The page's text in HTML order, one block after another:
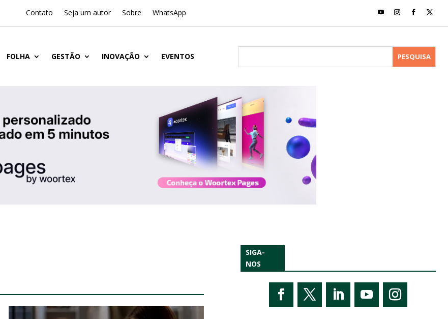
Contato Seja um autor Sobre WhatsApp
FOLHA GESTÃO INOVAÇÃO EVENTOS
SIGA-
NOS